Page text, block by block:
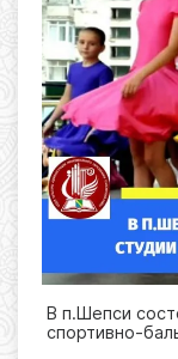
В п.Шепси
спортивно-